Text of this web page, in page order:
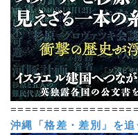
==================
沖縄「格差・差別」